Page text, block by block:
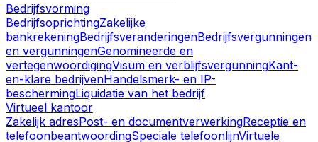
Bedrijfsvorming
BedrijfsoprichtingZakelijke
bankrekeningBedrijfsveranderingenBedrijfsvergunningen
en vergunningenGenomineerde en
vertegenwoordigingVisum en verblijfsvergunningKant-
en-klare bedrijvenHandelsmerk- en IP-
beschermingLiquidatie van het bedrijf
Virtueel kantoor
Zakelijk adresPost- en documentverwerkingReceptie en
telefoonbeantwoordingSpeciale telefoonlijnVirtuele